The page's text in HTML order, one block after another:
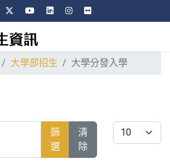
大學部招生 大學分發入學
篩
選
清
除
每頁顯示條數